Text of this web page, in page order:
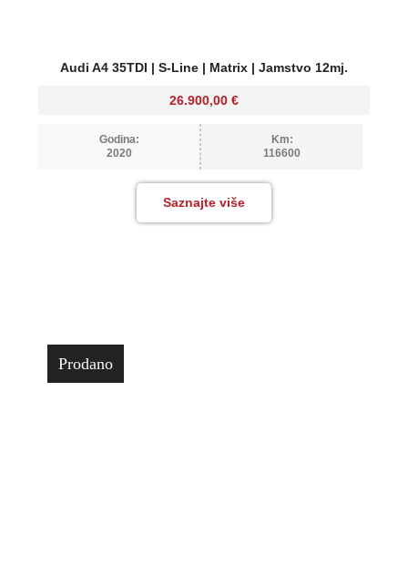
Audi A4 35TDI | S-Line | Matrix | Jamstvo 12mj.
26.900,00 €
Godina:
2020
Km:
116600
Saznajte više
Prodano